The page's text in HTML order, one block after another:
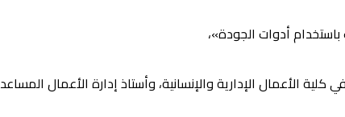
أدوات الجودة»،
الأعمال الإدارية والإنسانية، وأستاذ إدارة الأعمال المساعد